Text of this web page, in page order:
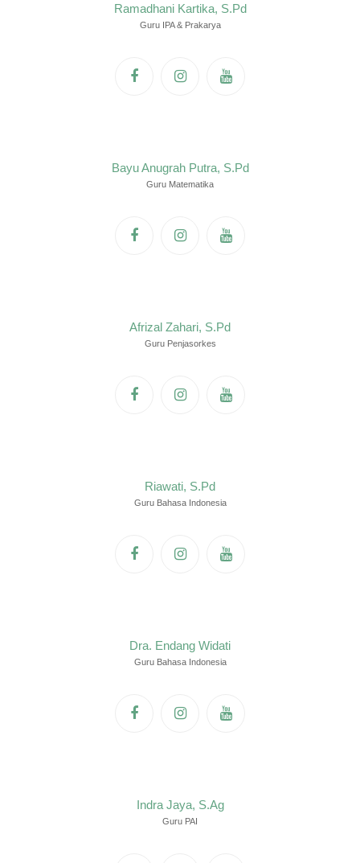
Ramadhani Kartika, S.Pd
Guru IPA & Prakarya
Bayu Anugrah Putra, S.Pd
Guru Matematika
Afrizal Zahari, S.Pd
Guru Penjasorkes
Riawati, S.Pd
Guru Bahasa Indonesia
Dra. Endang Widati
Guru Bahasa Indonesia
Indra Jaya, S.Ag
Guru PAI